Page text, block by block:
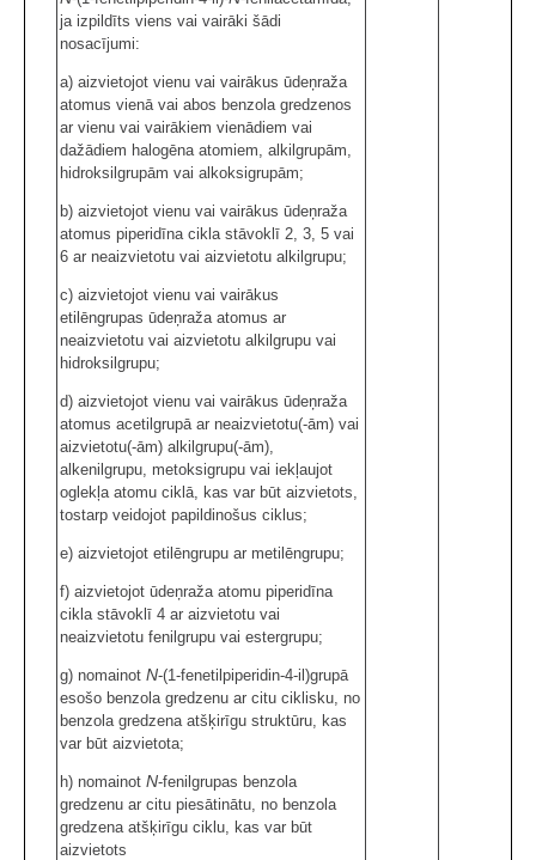
ja izpildīts viens vai vairāki šādi
nosacījumi:
a) aizvietojot vienu vai vairākus ūdeņraža
atomus vienā vai abos benzola gredzenos
ar vienu vai vairākiem vienādiem vai
dažādiem halogēna atomiem, alkilgrupām,
hidroksilgrupām vai alkoksigrupām;
b) aizvietojot vienu vai vairākus ūdeņraža
atomus piperidīna cikla stāvoklī 2, 3, 5 vai
6 ar neaizvietotu vai aizvietotu alkilgrupu;
c) aizvietojot vienu vai vairākus
etilēngrupas ūdeņraža atomus ar
neaizvietotu vai aizvietotu alkilgrupu vai
hidroksilgrupu;
d) aizvietojot vienu vai vairākus ūdeņraža
atomus acetilgrupā ar neaizvietotu(-ām) vai
aizvietotu(-ām) alkilgrupu(-ām),
alkenilgrupu, metoksigrupu vai iekļaujot
oglekļa atomu ciklā, kas var būt aizvietots,
tostarp veidojot papildinošus ciklus;
e) aizvietojot etilēngrupu ar metilēngrupu;
f) aizvietojot ūdeņraža atomu piperidīna
cikla stāvoklī 4 ar aizvietotu vai
neaizvietotu fenilgrupu vai estergrupu;
g) nomainot N-(1-fenetilpiperidin-4-il)grupā
esošo benzola gredzenu ar citu ciklisku, no
benzola gredzena atšķirīgu struktūru, kas
var būt aizvietota;
h) nomainot N-fenilgrupas benzola
gredzenu ar citu piesātinātu, no benzola
gredzena atšķirīgu ciklu, kas var būt
aizvietots